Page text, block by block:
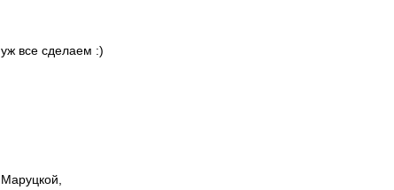
все сделаем :)